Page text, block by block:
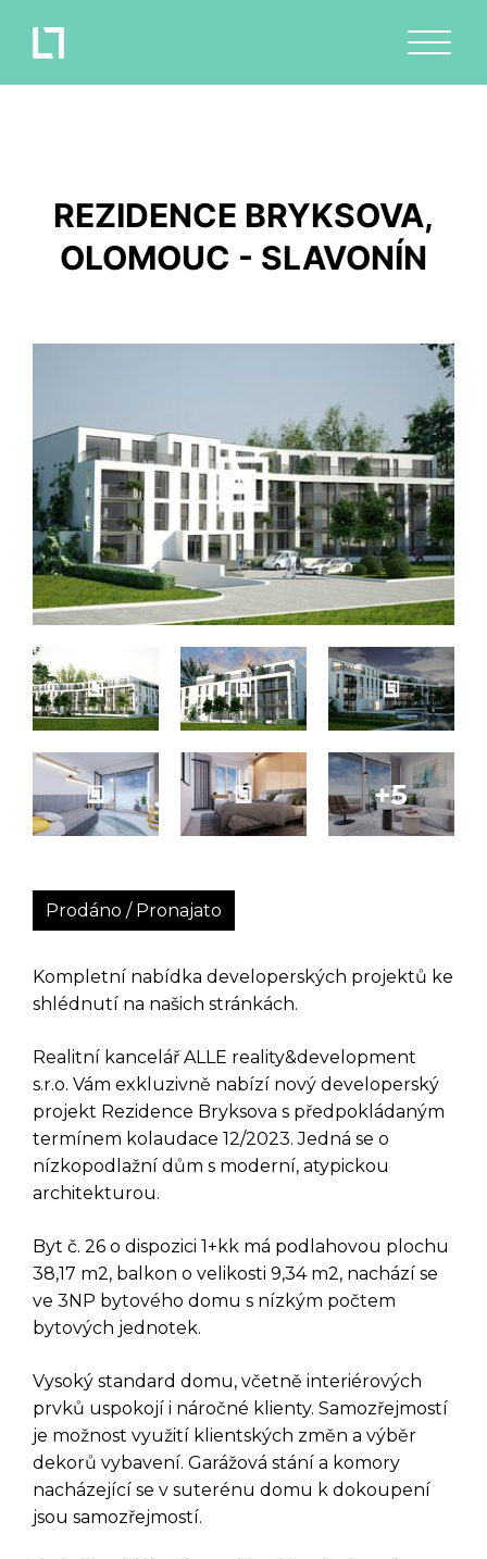
REZIDENCE BRYKSOVA,
OLOMOUC - SLAVONÍN
Prodáno / Pronajato
Kompletní nabídka developerských projektů ke
shlédnutí na našich stránkách.
Realitní kancelář ALLE reality&development
s.r.o. Vám exkluzivně nabízí nový developerský
projekt Rezidence Bryksova s předpokládaným
termínem kolaudace 12/2023. Jedná se o
nízkopodlažní dům s moderní, atypickou
architekturou.
Byt č. 26 o dispozici 1+kk má podlahovou plochu
38,17 m2, balkon o velikosti 9,34 m2, nachází se
ve 3NP bytového domu s nízkým počtem
bytových jednotek.
Vysoký standard domu, včetně interiérových
prvků uspokojí i náročné klienty. Samozřejmostí
je možnost využití klientských změn a výběr
dekorů vybavení. Garážová stání a komory
nacházející se v suterénu domu k dokoupení
jsou samozřejmostí.